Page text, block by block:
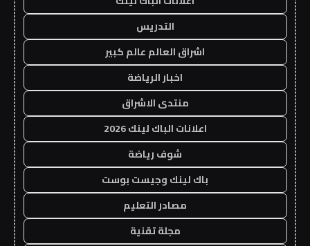
التدريس
اشراق العالم عالم كبير
اخبار الرياضة
منتدى الاشراق
اعلانات الباك لينك 2026
شوف رياضة
باك لينك وجيست بوست
مصادر التعليم
مجلة تقنية